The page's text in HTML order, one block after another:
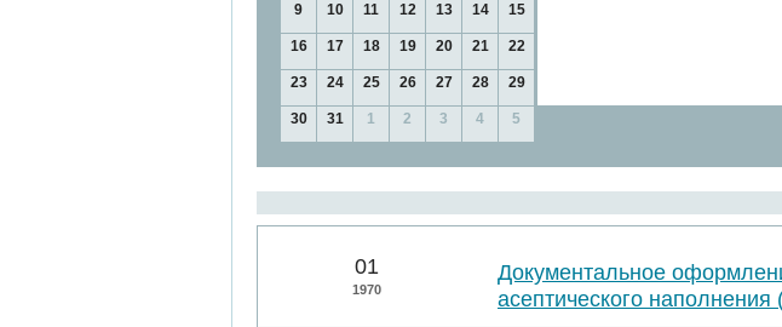
9 10 11 12 13 14 15
16 17 18 19 20 21 22
23 24 25 26 27 28 29
30 31 1 2 3 4 5
01
1970
Документальное
асептического наполнения